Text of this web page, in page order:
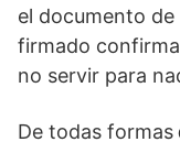
el documento
firmado
no servir para
De todas formas